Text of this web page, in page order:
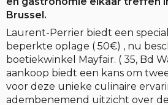
Brussel.
Laurent-Perrier biedt een
beperkte oplage ( 50€) , nu
boetiekwinkel Mayfair. ( 35, Bd
aankoop biedt een kans om
voor deze unieke culinaire
adembenemend uitzicht over